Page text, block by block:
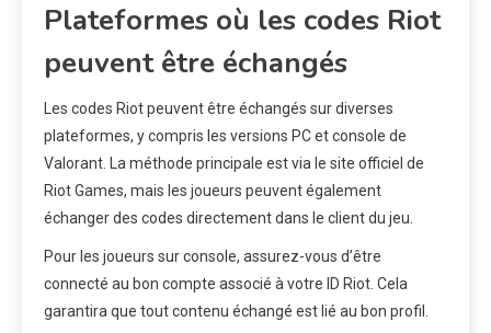
Plateformes où les codes Riot
peuvent être échangés
Les codes Riot peuvent être échangés sur diverses
plateformes, y compris les versions PC et console de
Valorant. La méthode principale est via le site officiel de
Riot Games, mais les joueurs peuvent également
échanger des codes directement dans le client du jeu.
Pour les joueurs sur console, assurez-vous d’être
connecté au bon compte associé à votre ID Riot. Cela
garantira que tout contenu échangé est lié au bon profil.